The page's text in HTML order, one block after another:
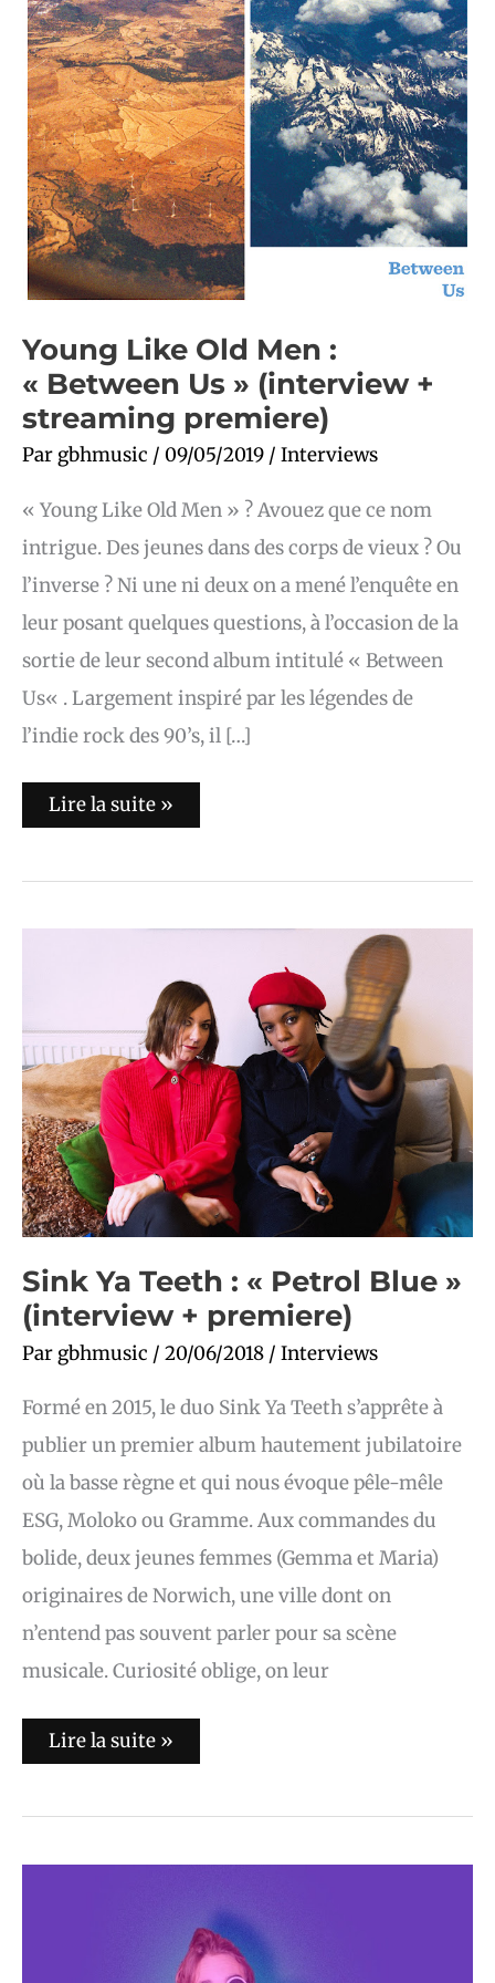
Young Like Old Men :
« Between Us » (interview +
streaming premiere)
Par gbhmusic / 09/05/2019 / Interviews
« Young Like Old Men » ? Avouez que ce nom
intrigue. Des jeunes dans des corps de vieux ? Ou
l’inverse ? Ni une ni deux on a mené l’enquête en
leur posant quelques questions, à l’occasion de la
sortie de leur second album intitulé « Between
Us« . Largement inspiré par les légendes de
l’indie rock des 90’s, il […]
+
streaming
premiere)
Lire la suite »
Sink Ya Teeth : « Petrol Blue »
(interview + premiere)
Par gbhmusic / 20/06/2018 / Interviews
Formé en 2015, le duo Sink Ya Teeth s’apprête à
publier un premier album hautement jubilatoire
où la basse règne et qui nous évoque pêle-mêle
ESG, Moloko ou Gramme. Aux commandes du
bolide, deux jeunes femmes (Gemma et Maria)
originaires de Norwich, une ville dont on
n’entend pas souvent parler pour sa scène
musicale. Curiosité oblige, on leur
Sink
Blue »
(interview
+
premiere)
Lire la suite »
Basile